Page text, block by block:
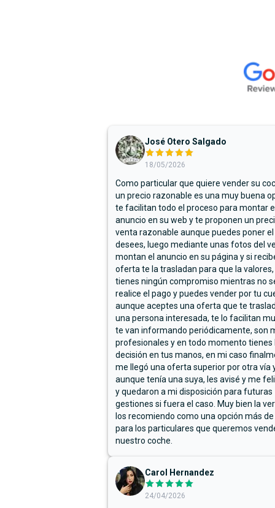
José Otero Salgado
18/05/2026
Como particular que quiere vender su
un precio razonable es una muy buena
te facilitan todo el proceso para montar
anuncio en su web y te proponen un
venta razonable aunque puedes poner
desees, luego mediante unas fotos del
montan el anuncio en su página y si
oferta te la trasladan para que la
tienes ningún compromiso mientras no
realice el pago y puedes vender por tu
aunque aceptes una oferta que te
una persona interesada, te lo facilitan
te van informando periódicamente, son
profesionales y en todo momento tienes
decisión en tus manos, en mi caso
me llegó una oferta superior por otra vía
aunque tenía una suya, les avisé y me
y quedaron a mi disposición para futuras
gestiones si fuera el caso. Muy bien la
los recomiendo como una opción más
para los particulares que queremos
nuestro coche.
Carol Hernandez
24/04/2026